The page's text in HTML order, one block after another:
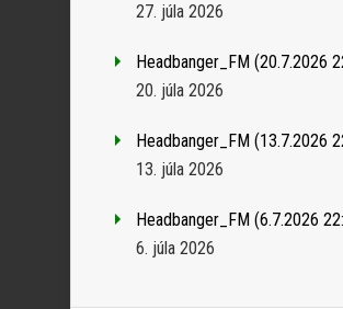
27. júla 2026
Headbanger_FM (20.7.2026
20. júla 2026
Headbanger_FM (13.7.2026
13. júla 2026
Headbanger_FM (6.7.2026
6. júla 2026